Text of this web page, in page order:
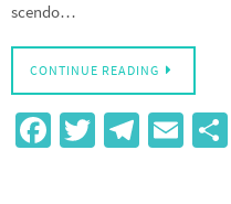
scendo…
CONTINUE READING
Fa T
Te E